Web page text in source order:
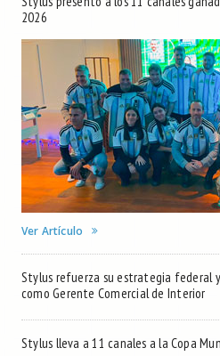
2026
Ver Artículo
Stylus refuerza su estrategia federal
como Gerente Comercial de Interior
Stylus lleva a 11 canales a la Copa